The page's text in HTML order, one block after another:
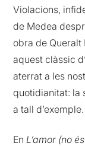
Violacions,
de Medea
obra de
aquest clàssic
aterrat a les
quotidianitat: la
a tall d’exemple.
En L’amor (no